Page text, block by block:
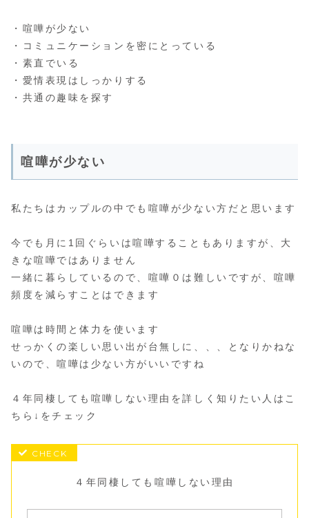
・喧嘩が少ない
・コミュニケーションを密にとっている
・素直でいる
・愛情表現はしっかりする
・共通の趣味を探す
喧嘩が少ない
私たちはカップルの中でも喧嘩が少ない方だと思います
今でも月に1回ぐらいは喧嘩することもありますが、大
きな喧嘩ではありません
一緒に暮らしているので、喧嘩０は難しいですが、喧嘩
頻度を減らすことはできます
喧嘩は時間と体力を使います
せっかくの楽しい思い出が台無しに、、、となりかねな
いので、喧嘩は少ない方がいいですね
４年同棲しても喧嘩しない理由を詳しく知りたい人はこ
ちら↓をチェック
４年同棲しても喧嘩しない理由